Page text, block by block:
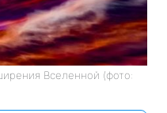
Вселенной (фото: